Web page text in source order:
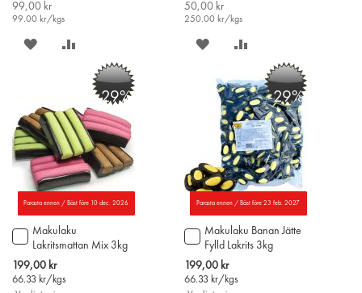
99,00 kr
99.00 kr/kgs
SPARA
ÖNSKELISTAN
JÄMFÖR
50,00 kr
250.00 kr/kgs
SPARA
ÖNSKELISTAN
JÄMFÖR
-29%
Parasta ennen / Bäst före 10 dec. 2026
Makulaku
Lakritsmattan Mix 3kg
Special
Price
199,00 kr
66.33 kr/kgs
Lägg
till
i
varukorgen
Parasta ennen / Bäst före 23 feb. 2027
-29%
Makulaku Banan Jätte
Fylld Lakrits 3kg
Special
Price
199,00 kr
66.33 kr/kgs
Lägg
till
i
varukorgen